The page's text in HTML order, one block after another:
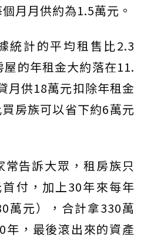
月月供約為1.5萬元。
統計的平均租售比2.3
的年租金大約落在11.
月供18萬元扣除年租金
房族可以省下約6萬元
告訴大眾，租房族只
付，加上30年來每年
萬元），合計拿330萬
年，最後滾出來的資產